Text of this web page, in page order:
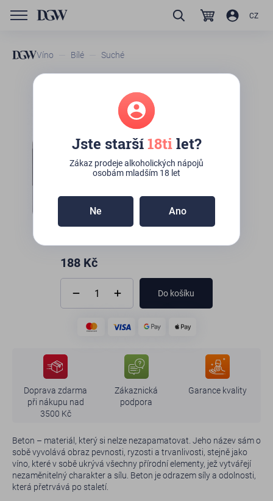
CZ
Víno Bílé Suché
8594067470590
Vinařství Mádl Beton Cuvée
Sauvignon-Pálava
K osobnímu odběru:3ks(Kateřinská 492/10,
Praha)
188 Kč
Do košíku
Doprava zdarma
při nákupu nad
3500 Kč
Zákaznická
podpora
Garance kvality
Beton – materiál, který si nelze nezapamatovat. Jeho název sám o
sobě vyvolává obraz pevnosti, ryzosti a trvanlivosti, stejně jako
víno, které v sobě ukrývá všechny přírodní elementy, jež vytvářejí
nezaměnitelný charakter a sílu. Beton je odrazem síly a odolnosti,
která přetrvává po staletí.
Jste starší18tilet?
Zákaz prodeje alkoholických nápojů
osobám mladším 18 let
Ne Ano